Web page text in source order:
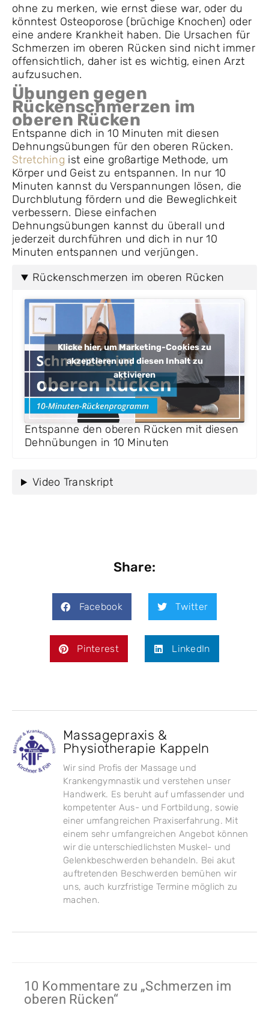
ohne zu merken, wie ernst diese war, oder du
könntest Osteoporose (brüchige Knochen) oder
eine andere Krankheit haben. Die Ursachen für
Schmerzen im oberen Rücken sind nicht immer
offensichtlich, daher ist es wichtig, einen Arzt
aufzusuchen.
Übungen gegen
Rückenschmerzen im
oberen Rücken
Entspanne dich in 10 Minuten mit diesen
Dehnungsübungen für den oberen Rücken.
Stretching ist eine großartige Methode, um
Körper und Geist zu entspannen. In nur 10
Minuten kannst du Verspannungen lösen, die
Durchblutung fördern und die Beweglichkeit
verbessern. Diese einfachen
Dehnungsübungen kannst du überall und
jederzeit durchführen und dich in nur 10
Minuten entspannen und verjüngen.
Rückenschmerzen im oberen Rücken
Klicke hier, um Marketing-Cookies zu
akzeptieren und diesen Inhalt zu
aktivieren
Entspanne den oberen Rücken mit diesen
Dehnübungen in 10 Minuten
Video Transkript
Share:
Facebook Twitter
Pinterest LinkedIn
Massagepraxis &
Physiotherapie Kappeln
Wir sind Profis der Massage und
Krankengymnastik und verstehen unser
Handwerk. Es beruht auf umfassender und
kompetenter Aus- und Fortbildung, sowie
einer umfangreichen Praxiserfahrung. Mit
einem sehr umfangreichen Angebot können
wir die unterschiedlichsten Muskel- und
Gelenkbeschwerden behandeln. Bei akut
auftretenden Beschwerden bemühen wir
uns, auch kurzfristige Termine möglich zu
machen.
10 Kommentare zu „Schmerzen im
oberen Rücken“